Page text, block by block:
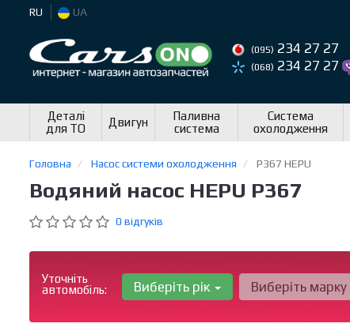
RU UA
(095) 234 27 27
(068) 234 27 27
Деталі
для ТО
Двигун
Паливна
система
Система
охолодження
Головна Насос системи охолодження P367 HEPU
Водяний насос HEPU P367
0 відгуків
Уточніть
автомобіль:
Виберіть рік Виберіть марку